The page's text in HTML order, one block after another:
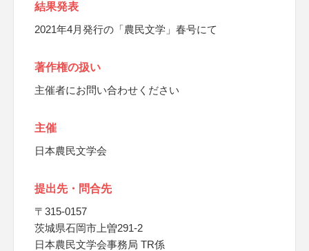
結果発表
2021年4月発行の「農民文学」春号にて
著作権の扱い
主催者にお問い合わせください
主催
日本農民文学会
提出先・問合先
〒315-0157
茨城県石岡市上曽291-2
日本農民文学会事務局 TR係